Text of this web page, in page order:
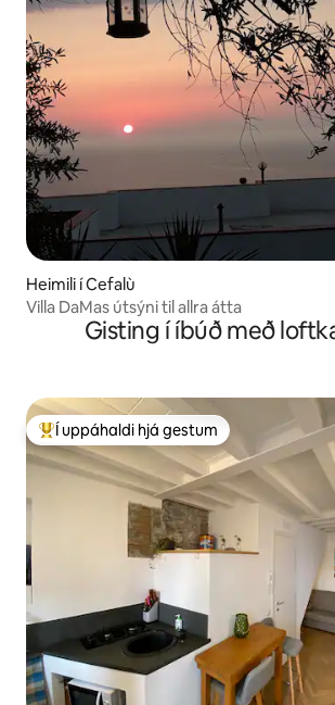
Heimili í Cefalù
Villa DaMas útsýni til allra átta
Gisting í íbúð með
Í mestu uppáhaldi hjá gestum
Í uppáhaldi hjá gestum